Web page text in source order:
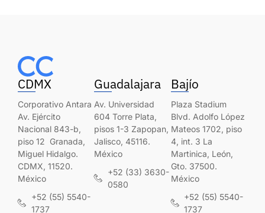
CDMX
Corporativo Antara
Av. Ejército
Nacional 843-b,
piso 12 Granada,
Miguel Hidalgo.
CDMX, 11520.
México
+52 (55) 5540-
1737
Guadalajara
Av. Universidad
604 Torre Plata,
pisos 1-3 Zapopan,
Jalisco, 45116.
México
+52 (33) 3630-
0580
Bajío
Plaza Stadium
Blvd. Adolfo López
Mateos 1702, piso
4, int. 3 La
Martinica, León,
Gto. 37500.
México
+52 (55) 5540-
1737